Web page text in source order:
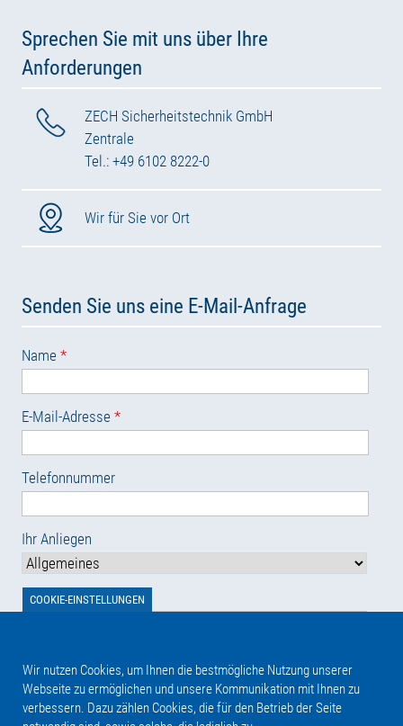
Sprechen Sie mit uns über Ihre
Anforderungen
ZECH Sicherheitstechnik GmbH
Zentrale
Tel.: +49 6102 8222-0
Wir für Sie vor Ort
Senden Sie uns eine E-Mail-Anfrage
Name*
E-Mail-Adresse*
Telefonnummer
Ihr Anliegen
Nachricht
COOKIE-EINSTELLUNGEN
Wir nutzen Cookies, um Ihnen die bestmögliche Nutzung unserer
Webseite zu ermöglichen und unsere Kommunikation mit Ihnen zu
verbessern. Dazu zählen Cookies, die für den Betrieb der Seite